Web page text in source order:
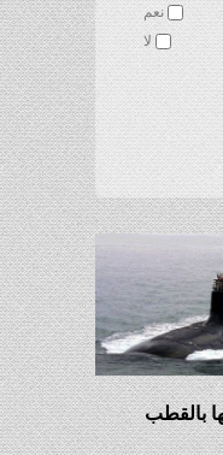
نعم
لا
بالقطب